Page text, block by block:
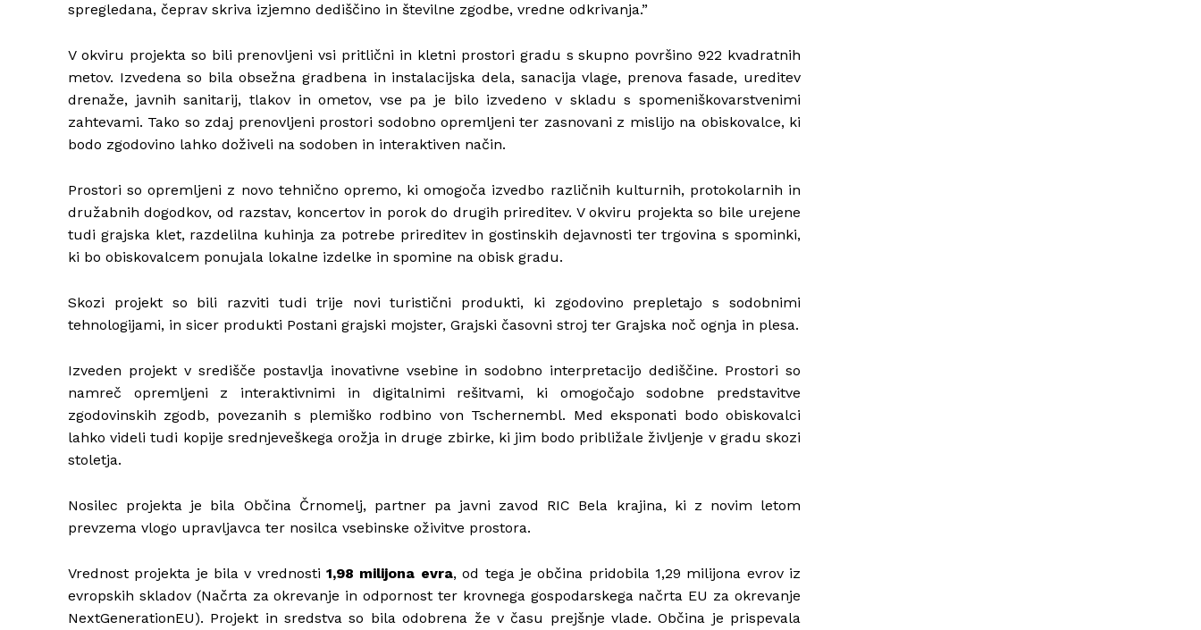
spregledana, čeprav skriva izjemno dediščino in številne zgodbe, vredne odkrivanja.”
V okviru projekta so bili prenovljeni vsi pritlični in kletni prostori gradu s skupno površino 922 kvadratnih
metov. Izvedena so bila obsežna gradbena in instalacijska dela, sanacija vlage, prenova fasade, ureditev
drenaže, javnih sanitarij, tlakov in ometov, vse pa je bilo izvedeno v skladu s spomeniškovarstvenimi
zahtevami. Tako so zdaj prenovljeni prostori sodobno opremljeni ter zasnovani z mislijo na obiskovalce, ki
bodo zgodovino lahko doživeli na sodoben in interaktiven način.
Prostori so opremljeni z novo tehnično opremo, ki omogoča izvedbo različnih kulturnih, protokolarnih in
družabnih dogodkov, od razstav, koncertov in porok do drugih prireditev. V okviru projekta so bile urejene
tudi grajska klet, razdelilna kuhinja za potrebe prireditev in gostinskih dejavnosti ter trgovina s spominki,
ki bo obiskovalcem ponujala lokalne izdelke in spomine na obisk gradu.
Skozi projekt so bili razviti tudi trije novi turistični produkti, ki zgodovino prepletajo s sodobnimi
tehnologijami, in sicer produkti Postani grajski mojster, Grajski časovni stroj ter Grajska noč ognja in plesa.
Izveden projekt v središče postavlja inovativne vsebine in sodobno interpretacijo dediščine. Prostori so
namreč opremljeni z interaktivnimi in digitalnimi rešitvami, ki omogočajo sodobne predstavitve
zgodovinskih zgodb, povezanih s plemiško rodbino von Tschernembl. Med eksponati bodo obiskovalci
lahko videli tudi kopije srednjeveškega orožja in druge zbirke, ki jim bodo približale življenje v gradu skozi
stoletja.
Nosilec projekta je bila Občina Črnomelj, partner pa javni zavod RIC Bela krajina, ki z novim letom
prevzema vlogo upravljavca ter nosilca vsebinske oživitve prostora.
Vrednost projekta je bila v vrednosti1,98 milijona evra, od tega je občina pridobila 1,29 milijona evrov iz
evropskih skladov (Načrta za okrevanje in odpornost ter krovnega gospodarskega načrta EU za okrevanje
NextGenerationEU). Projekt in sredstva so bila odobrena že v času prejšnje vlade. Občina je prispevala